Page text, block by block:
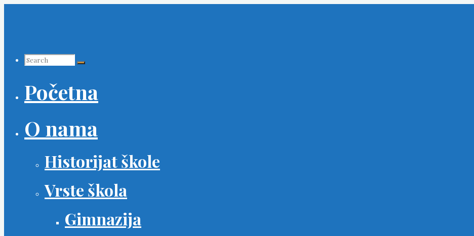
Search
for:
Početna
O nama
Historijat škole
Vrste škola
Gimnazija